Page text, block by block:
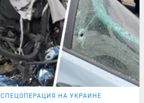
СПЕЦОПЕРАЦИЯ НА УКРАИНЕ